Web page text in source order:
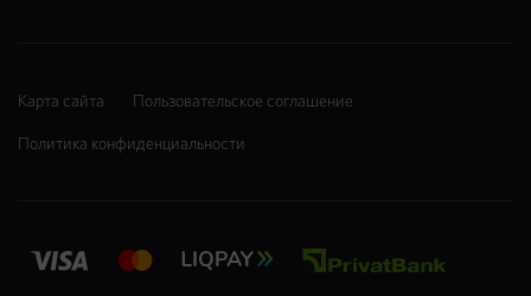
Карта сайта Пользовательское соглашение
Политика конфиденциальности